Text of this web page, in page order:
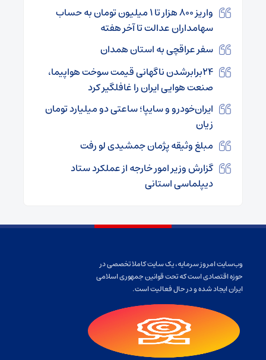
واریز ۸۰۰ هزار تا ۱ میلیون تومان به حساب
سهامداران عدالت تا آخر هفته
سفر عراقچی به استان همدان
۲۴برابرشدن ناگهانی قیمت سوخت هواپیما،
صنعت هوایی ایران را غافلگیر کرد
ایران‌خودرو و سایپا؛ ساعتی دو میلیارد تومان
زیان
مبلغ وثیقه پژمان جمشیدی لو رفت
گزارش وزیر امور خارجه از عملکرد ستاد
دیپلماسی استانی
وب‌سایت امروز سرمایه، یک سایت کاملا تخصصی در
حوزه اقتصادی است که تحت قوانین جمهوری اسلامی
ایران ایجاد شده و در حال فعالیت است.